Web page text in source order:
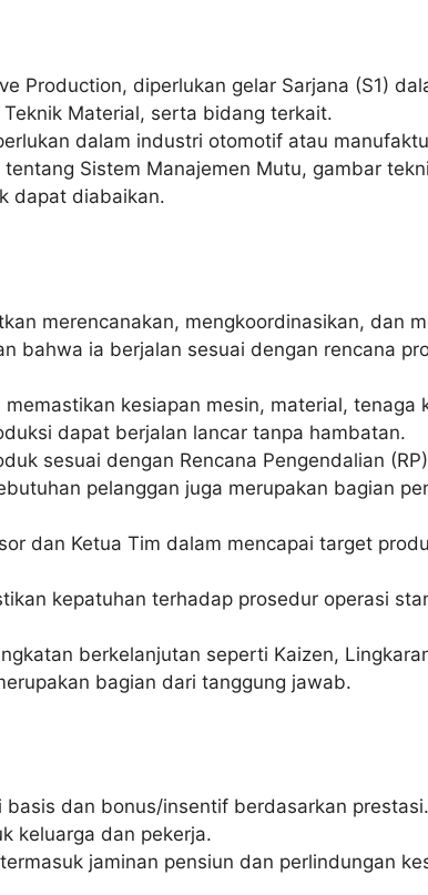
Production, diperlukan gelar Sarjana (S1)
Material, serta bidang terkait.
dalam industri otomotif atau
Sistem Manajemen Mutu, gambar
dapat diabaikan.
merencanakan, mengkoordinasikan, dan
bahwa ia berjalan sesuai dengan rencana
kesiapan mesin, material, tenaga
dapat berjalan lancar tanpa hambatan.
sesuai dengan Rencana Pengendalian
pelanggan juga merupakan bagian
dan Ketua Tim dalam mencapai target
kepatuhan terhadap prosedur operasi
berkelanjutan seperti Kaizen,
bagian dari tanggung jawab.
dan bonus/insentif berdasarkan prestasi.
keluarga dan pekerja.
jaminan pensiun dan perlindungan